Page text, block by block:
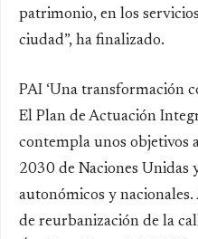
patrimonio, en los
ciudad”, ha finalizado.
PAI ‘Una transformación
El Plan de Actuación
contempla unos objetivos
2030 de Naciones Unidas
autonómicos y nacionales.
de reurbanización de la